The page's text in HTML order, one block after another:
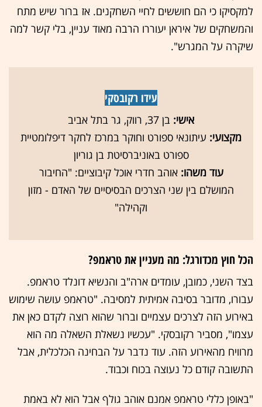
למקסיקו כי הם חוששים לחיי השחקנים. אז ברור שיש מתח
והמשחקים של איראן יעוררו הרבה מאוד עניין, בלי קשר למה
שיקרה על המגרש".
עידו רקובסקי
אישי: בן 37, רווק, גר בתל אביב
מקצועי: עיתונאי ספורט וחוקר במרכז לחקר דיפלומטיית
ספורט באוניברסיטת בן גוריון
עוד משהו:אוהב חדרי אוכל קיבוציים: "החיבור
המושלם בין שני הצרכים הבסיסיים של האדם - מזון
וקהילה"
הכל חוץ מכדורגל: מה מעניין את טראמפ?
בצד השני, כמובן, עומדים ארה"ב והנשיא דונלד טראמפ.
עבורו, מדובר בסיבה אמיתית למסיבה. "טראמפ עושה שימוש
באירוע הזה לצרכים עצמיים וברור שהוא רוצה לקדם כאן את
עצמו", מסביר רקובסקי. "עכשיו נשאלת השאלה מה הוא
מרוויח מהאירוע הזה. עוד נדבר על הבחינה הכלכלית, אבל
התשובה קודם כל נעוצה בכוח וכבוד.
"באופן כללי טראמפ אמנם אוהב גולף אבל הוא לא באמת